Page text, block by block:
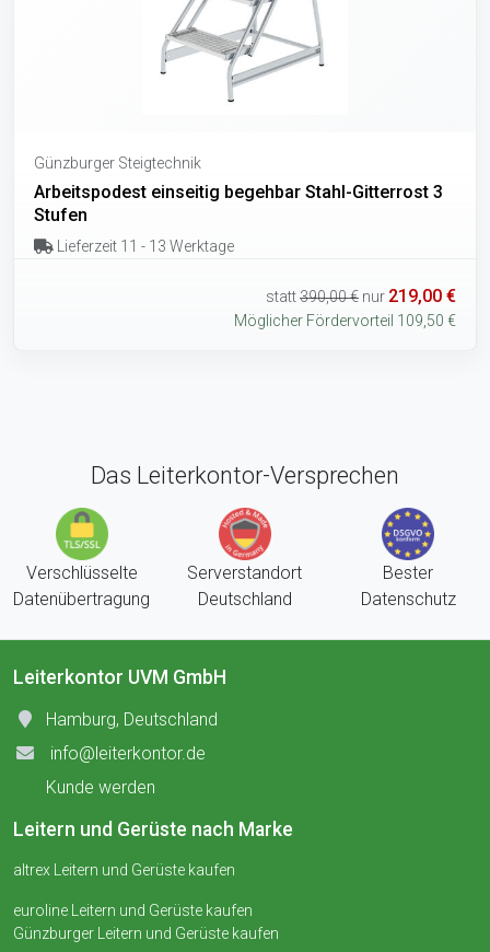
Günzburger Steigtechnik
Arbeitspodest einseitig begehbar Stahl-Gitterrost 3
Stufen
Lieferzeit 11 - 13 Werktage
statt390,00 € nur 219,00 €
Möglicher Fördervorteil 109,50 €
Das Leiterkontor-Versprechen
Verschlüsselte
Datenübertragung
Serverstandort
Deutschland
Bester
Datenschutz
Leiterkontor UVM GmbH
Hamburg, Deutschland
info@leiterkontor.de
Kunde werden
Leitern und Gerüste nach Marke
altrex Leitern und Gerüste kaufen
euroline Leitern und Gerüste kaufen
Günzburger Leitern und Gerüste kaufen